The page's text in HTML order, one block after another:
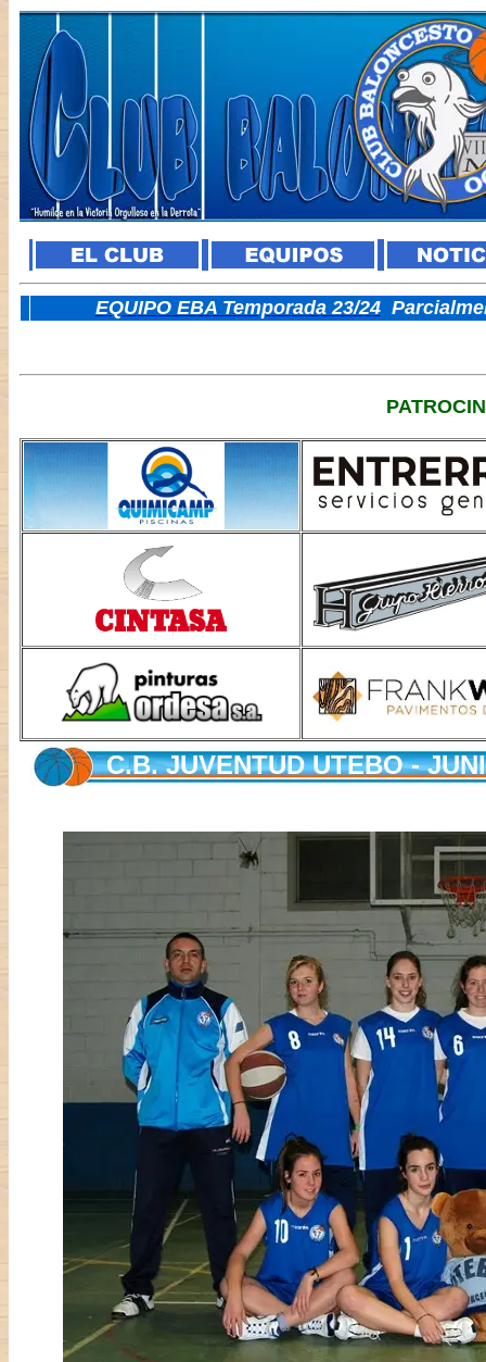
EQUIPO EBA Temporada 23/24
C.B. JUVENTUD UTEBO -